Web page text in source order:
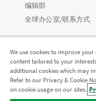
编辑部
全球办公室/联系方式
法律协议 产品条款
We use cookies to improve
content tailored to your
additional cookies which may
Refer to our Privacy & Cookie
on cookie usage on our sites.